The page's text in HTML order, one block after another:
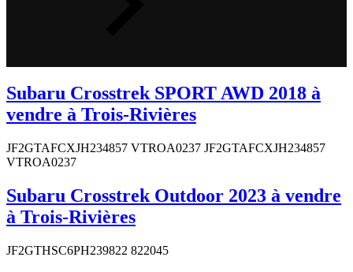
Subaru Crosstrek SPORT AWD 2018 à
vendre à Trois-Rivières
JF2GTAFCXJH234857 VTROA0237 JF2GTAFCXJH234857
VTROA0237
Subaru Crosstrek Outdoor 2023 à vendre
à Trois-Rivières
JF2GTHSC6PH239822 822045